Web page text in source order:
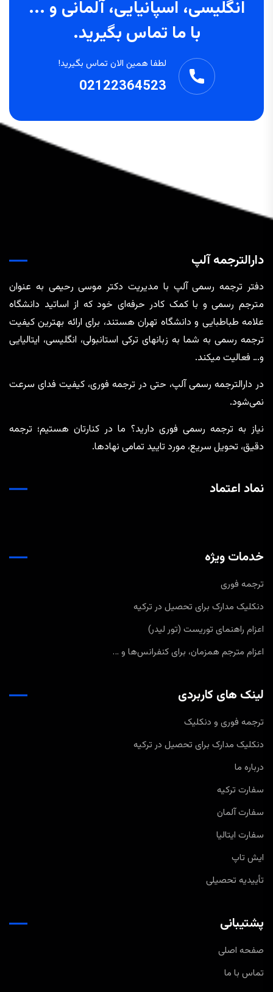
انگلیسی، اسپانیایی، آلمانی و ...
با ما تماس بگیرید.
لطفا همین الان تماس بگیرید!
02122364523
دارالترجمه آلپ
دفتر ترجمه رسمی آلپ با مدیریت دکتر موسی رحیمی به عنوان
مترجم رسمی و با کمک کادر حرفه‌ای خود که از اساتید دانشگاه
علامه طباطبایی و دانشگاه تهران هستند، برای ارائه بهترین کیفیت
ترجمه رسمی به شما به زبانهای ترکی استانبولی، انگلیسی، ایتالیایی
و… فعالیت میکند.
در دارالترجمه رسمی آلپ، حتی در ترجمه‌ فوری، کیفیت فدای سرعت
نمی‌شود.
نیاز به ترجمه رسمی فوری دارید؟ ما در کنارتان هستیم؛ ترجمه
دقیق، تحویل سریع، مورد تایید تمامی نهادها.
نماد اعتماد
خدمات ویژه
ترجمه فوری
دنکلیک مدارک برای تحصیل در ترکیه
اعزام راهنمای توریست (تور لیدر)
اعزام مترجم همزمان، برای کنفرانس‌ها و …
لینک های کاربردی
ترجمه فوری و دنکلیک
دنکلیک مدارک برای تحصیل در ترکیه
درباره ما
سفارت ترکیه
سفارت آلمان
سفارت ایتالیا
ایش تاپ
تأییدیه تحصیلی
پشتیبانی
صفحه اصلی
تماس با ما